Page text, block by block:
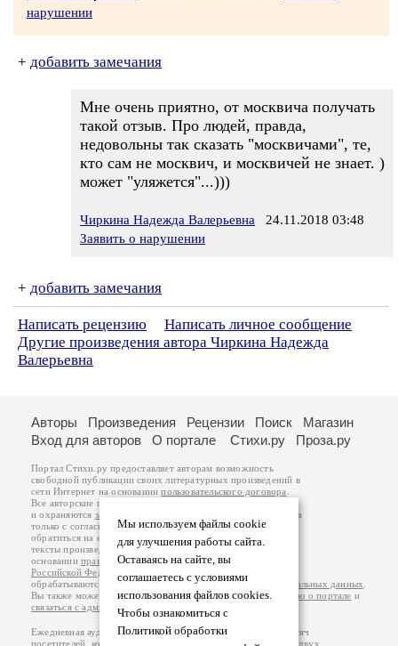
нарушении
+ добавить замечания
Мне очень приятно, от москвича получать
такой отзыв. Про людей, правда,
недовольны так сказать "москвичами", те,
кто сам не москвич, и москвичей не знает. )
может "уляжется"...)))
Чиркина Надежда Валерьевна 24.11.2018 03:48
Заявить о нарушении
+ добавить замечания
Написать рецензию
Написать личное сообщение
Другие произведения автора Чиркина Надежда
Валерьевна
Мы используем файлы cookie
для улучшения работы сайта.
Оставаясь на сайте, вы
соглашаетесь с условиями
использования файлов cookies.
Чтобы ознакомиться с
Политикой обработки
Авторы Произведения Рецензии Поиск
Магазин
Вход для авторов
О портале Стихи.ру Проза.ру
Портал Стихи.ру предоставляет авторам возможность
свободной публикации своих литературных произведений в
сети Интернет на основаниипользовательского договора
Все авторские права на произведения принадлежат авторам
и охраняются законом
. Перепечатка произведений возможна
только с согласия его автора, к которому вы можете
обратиться на его авторской странице. Ответственность за
тексты произведений авторы несут самостоятельно на
основанииправил публикацииизаконодательства
Российской Федерации
обрабатываются на основанииПолитики обработки персональных данных
Вы также можете посмотреть более подробнуюинформацию о портале и
связаться с администрацией
Ежедневная аудитория портала Стихи.ру – порядка 200 тысяч
посетителей, которые в общей сумме просматривают более двух